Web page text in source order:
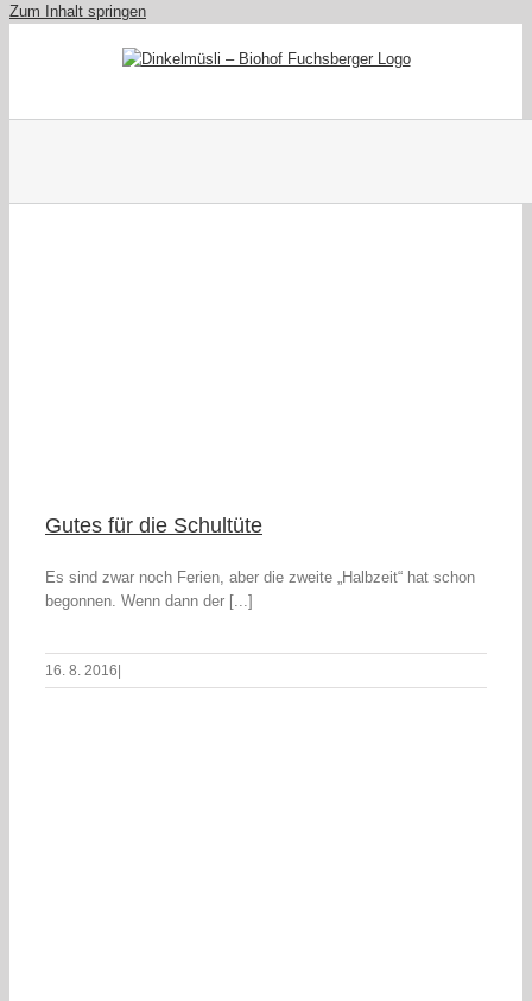
Zum Inhalt springen
Gutes für die Schultüte
Es sind zwar noch Ferien, aber die zweite „Halbzeit“ hat schon
begonnen. Wenn dann der [...]
16. 8. 2016|